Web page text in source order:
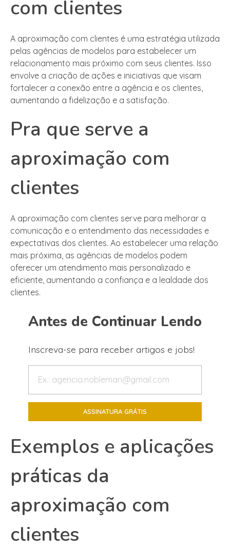
com clientes
A aproximação com clientes é uma estratégia utilizada
pelas agências de modelos para estabelecer um
relacionamento mais próximo com seus clientes. Isso
envolve a criação de ações e iniciativas que visam
fortalecer a conexão entre a agência e os clientes,
aumentando a fidelização e a satisfação.
Pra que serve a
aproximação com
clientes
A aproximação com clientes serve para melhorar a
comunicação e o entendimento das necessidades e
expectativas dos clientes. Ao estabelecer uma relação
mais próxima, as agências de modelos podem
oferecer um atendimento mais personalizado e
eficiente, aumentando a confiança e a lealdade dos
clientes.
Antes de Continuar Lendo
Inscreva-se para receber artigos e jobs!
Exemplos e aplicações
práticas da
aproximação com
clientes